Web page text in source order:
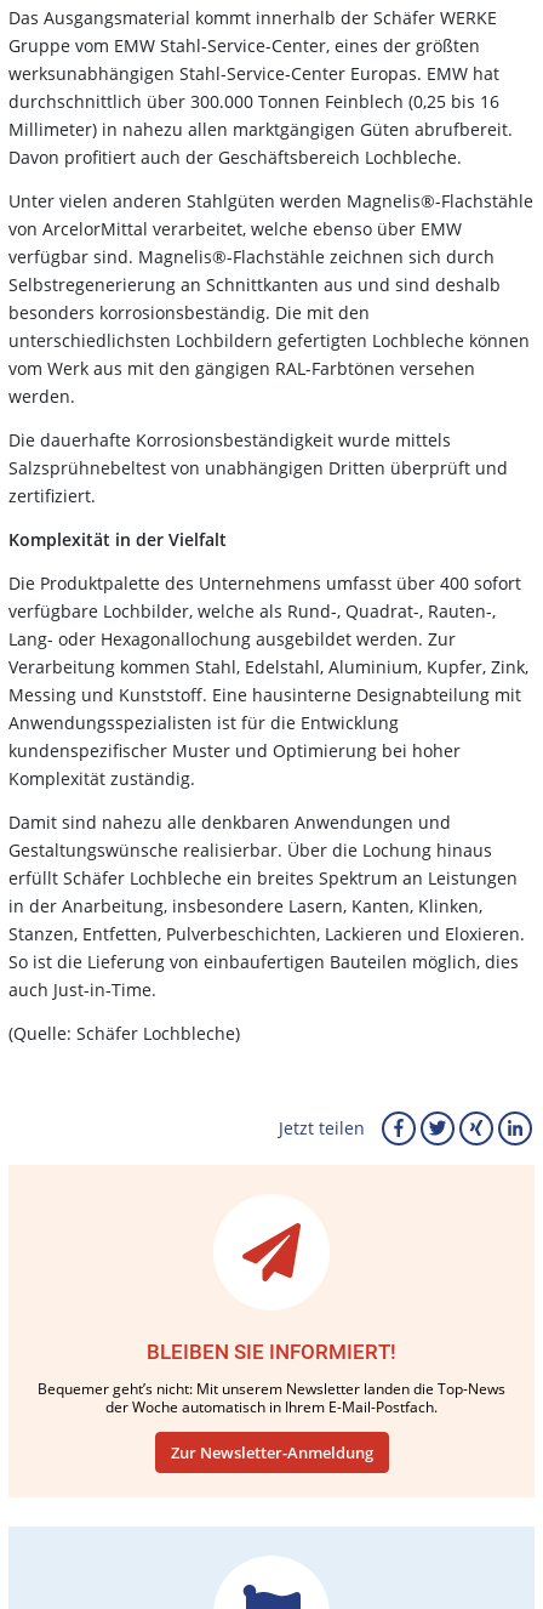
Das Ausgangsmaterial kommt innerhalb der Schäfer WERKE
Gruppe vom EMW Stahl-Service-Center, eines der größten
werksunabhängigen Stahl-Service-Center Europas. EMW hat
durchschnittlich über 300.000 Tonnen Feinblech (0,25 bis 16
Millimeter) in nahezu allen marktgängigen Güten abrufbereit.
Davon profitiert auch der Geschäftsbereich Lochbleche.
Unter vielen anderen Stahlgüten werden Magnelis®-Flachstähle
von ArcelorMittal verarbeitet, welche ebenso über EMW
verfügbar sind. Magnelis®-Flachstähle zeichnen sich durch
Selbstregenerierung an Schnittkanten aus und sind deshalb
besonders korrosionsbeständig. Die mit den
unterschiedlichsten Lochbildern gefertigten Lochbleche können
vom Werk aus mit den gängigen RAL-Farbtönen versehen
werden.
Die dauerhafte Korrosionsbeständigkeit wurde mittels
Salzsprühnebeltest von unabhängigen Dritten überprüft und
zertifiziert.
Komplexität in der Vielfalt
Die Produktpalette des Unternehmens umfasst über 400 sofort
verfügbare Lochbilder, welche als Rund-, Quadrat-, Rauten-,
Lang- oder Hexagonallochung ausgebildet werden. Zur
Verarbeitung kommen Stahl, Edelstahl, Aluminium, Kupfer, Zink,
Messing und Kunststoff. Eine hausinterne Designabteilung mit
Anwendungsspezialisten ist für die Entwicklung
kundenspezifischer Muster und Optimierung bei hoher
Komplexität zuständig.
Damit sind nahezu alle denkbaren Anwendungen und
Gestaltungswünsche realisierbar. Über die Lochung hinaus
erfüllt Schäfer Lochbleche ein breites Spektrum an Leistungen
in der Anarbeitung, insbesondere Lasern, Kanten, Klinken,
Stanzen, Entfetten, Pulverbeschichten, Lackieren und Eloxieren.
So ist die Lieferung von einbaufertigen Bauteilen möglich, dies
auch Just-in-Time.
(Quelle: Schäfer Lochbleche)
Jetzt teilen
BLEIBEN SIE INFORMIERT!
Bequemer geht’s nicht: Mit unserem Newsletter landen die Top-News
der Woche automatisch in Ihrem E-Mail-Postfach.
Zur Newsletter-Anmeldung